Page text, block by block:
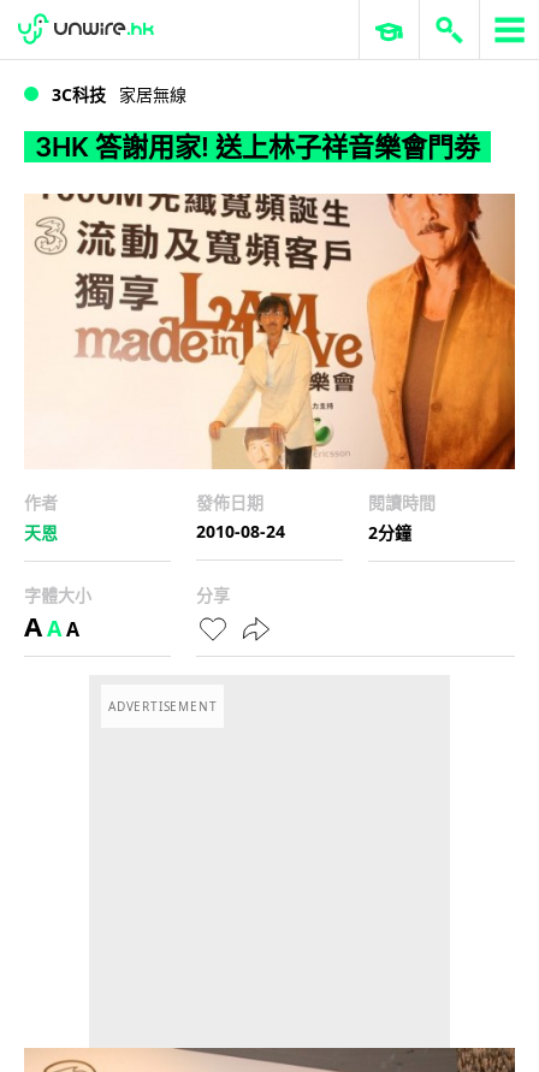
3HK 答謝用家! 送上林子祥音樂會門劵
WWDC 2026 ERP 與商業 AI
3C科技 家居無線
3HK 答謝用家! 送上林子祥音樂會門劵
作者
天恩
發佈日期
2010-08-24
閱讀時間
2分鐘
字體大小
AAA
分享
ADVERTISEMENT